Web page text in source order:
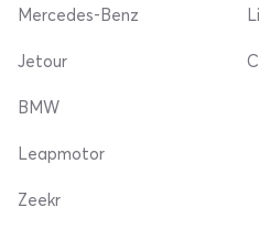
Mercedes-Benz
Jetour
BMW
Leapmotor
Zeekr